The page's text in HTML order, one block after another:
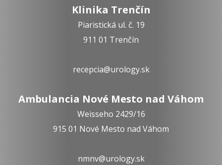
Klinika Trenčín
Piaristická ul. č. 19
911 01 Trenčín
recepcia@urology.sk
Ambulancia Nové Mesto nad Váhom
Weisseho 2429/16
915 01 Nové Mesto nad Váhom
nmnv@urology.sk